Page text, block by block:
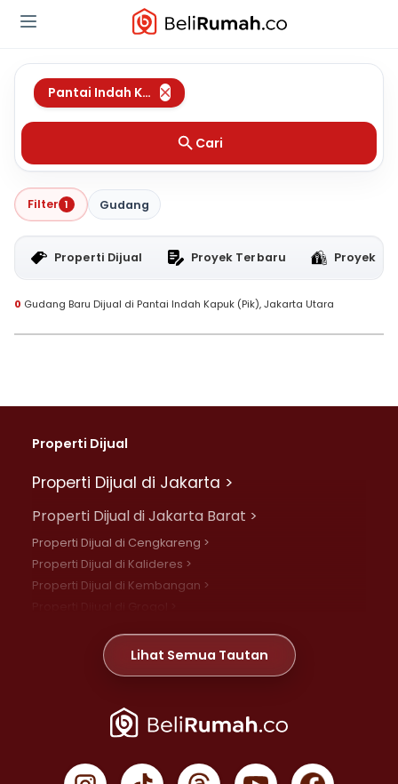
Pantai Indah Kapuk (Pik)
Cari
Filter 1 Gudang
Properti Dijual Proyek Terbaru Proyek
0 Gudang Baru Dijual di Pantai Indah Kapuk (Pik), Jakarta Utara
Properti Dijual
Properti Dijual di Jakarta >
Properti Dijual di Jakarta Barat >
Properti Dijual di Cengkareng >
Properti Dijual di Kalideres >
Properti Dijual di Kembangan >
Properti Dijual di Meruya >
Properti Dijual di Jelambar >
Properti Dijual di Jakarta Pusat >
Properti Dijual di Gambir >
Lihat Semua Tautan